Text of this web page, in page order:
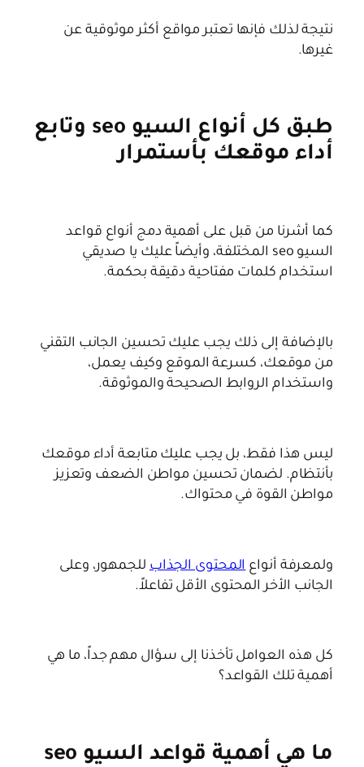
نتيجة لذلك فإنها تعتبر مواقع أكثر موثوقية عن
غيرها.
طبق كل أنواع السيو seo وتابع
أداء موقعك بأستمرار
كما أشرنا من قبل على أهمية دمج أنواع قواعد
السيو seo المختلفة، وأيضاً عليك يا صديقي
استخدام كلمات مفتاحية دقيقة بحكمة.
بالإضافة إلى ذلك يجب عليك تحسين الجانب التقني
من موقعك، كسرعة الموقع وكيف يعمل،
واستخدام الروابط الصحيحة والموثوقة.
ليس هذا فقط، بل يجب عليك متابعة أداء موقعك
بأنتظام. لضمان تحسين مواطن الضعف وتعزيز
مواطن القوة في محتواك.
ولمعرفة أنواعالمحتوى الجذابللجمهور، وعلى
الجانب الأخر المحتوى الأقل تفاعلاً.
كل هذه العوامل تأخذنا إلى سؤال مهم جداً، ما هي
أهمية تلك القواعد؟
ما هي أهمية قواعد السيو seo